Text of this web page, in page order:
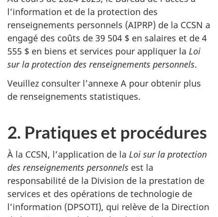
l’information et de la protection des
renseignements personnels (AIPRP) de la CCSN a
engagé des coûts de 39 504 $ en salaires et de 4
555 $ en biens et services pour appliquer la Loi
sur la protection des renseignements personnels.
Veuillez consulter l’annexe A pour obtenir plus
de renseignements statistiques.
2. Pratiques et procédures
À la CCSN, l’application de la Loi sur la protection
des renseignements personnels est la
responsabilité de la Division de la prestation de
services et des opérations de technologie de
l’information (DPSOTI), qui relève de la Direction